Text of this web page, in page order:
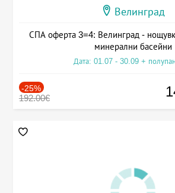
Велинград
СПА оферта 3=4: Велинград -
минерални басейни
Дата: 01.07 - 30.09 +
-25%
192.00€